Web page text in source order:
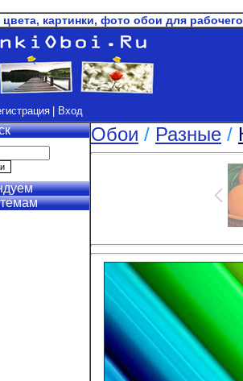
картинки, фото обои для
| Вход
Обои / Разные /